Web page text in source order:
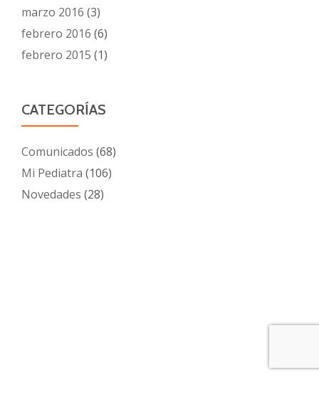
marzo 2016 (3)
febrero 2016 (6)
febrero 2015 (1)
CATEGORÍAS
Comunicados (68)
Mi Pediatra (106)
Novedades (28)